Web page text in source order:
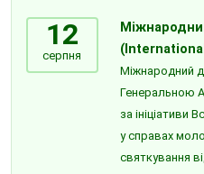
12
серпня
Міжнародний
Генеральною
за ініціативи
у справах
святкування